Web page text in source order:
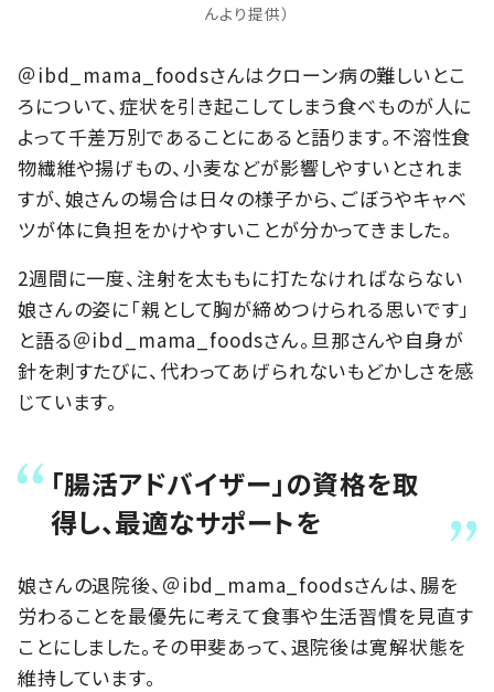
んより提供）
＠ibd_mama_foodsさんはクローン病の難しいとこ
ろについて、症状を引き起こしてしまう食べものが人に
よって千差万別であることにあると語ります。不溶性食
物繊維や揚げもの、小麦などが影響しやすいとされま
すが、娘さんの場合は日々の様子から、ごぼうやキャベ
ツが体に負担をかけやすいことが分かってきました。
2週間に一度、注射を太ももに打たなければならない
娘さんの姿に「親として胸が締めつけられる思いです」
と語る＠ibd_mama_foodsさん。旦那さんや自身が
針を刺すたびに、代わってあげられないもどかしさを感
じています。
「腸活アドバイザー」の資格を取
得し、最適なサポートを
娘さんの退院後、＠ibd_mama_foodsさんは、腸を
労わることを最優先に考えて食事や生活習慣を見直す
ことにしました。その甲斐あって、退院後は寛解状態を
維持しています。